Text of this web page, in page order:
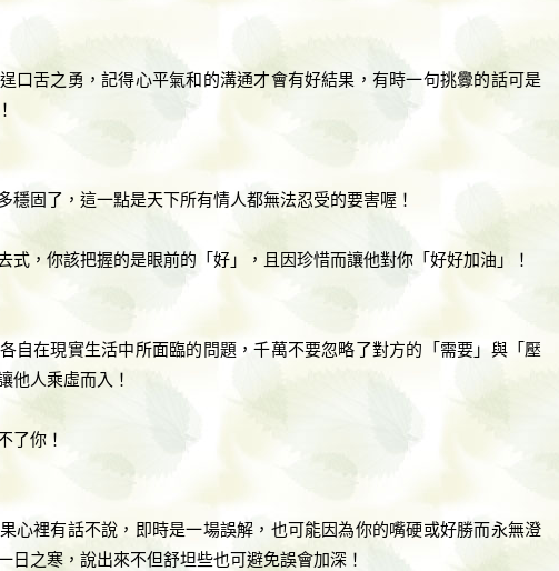
口舌之勇，記得心平氣和的溝通才會有好結果，有時一句挑釁的話可是
穩固了，這一點是天下所有情人都無法忍受的要害喔！
式，你該把握的是眼前的「好」，且因珍惜而讓他對你「好好加油」！
自在現實生活中所面臨的問題，千萬不要忽略了對方的「需要」與「壓
他人乘虛而入！
了你！
心裡有話不說，即時是一場誤解，也可能因為你的嘴硬或好勝而永無澄
日之寒，說出來不但舒坦些也可避免誤會加深！